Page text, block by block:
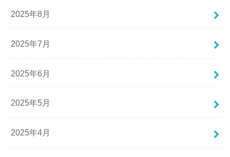
2025年8月
2025年7月
2025年6月
2025年5月
2025年4月